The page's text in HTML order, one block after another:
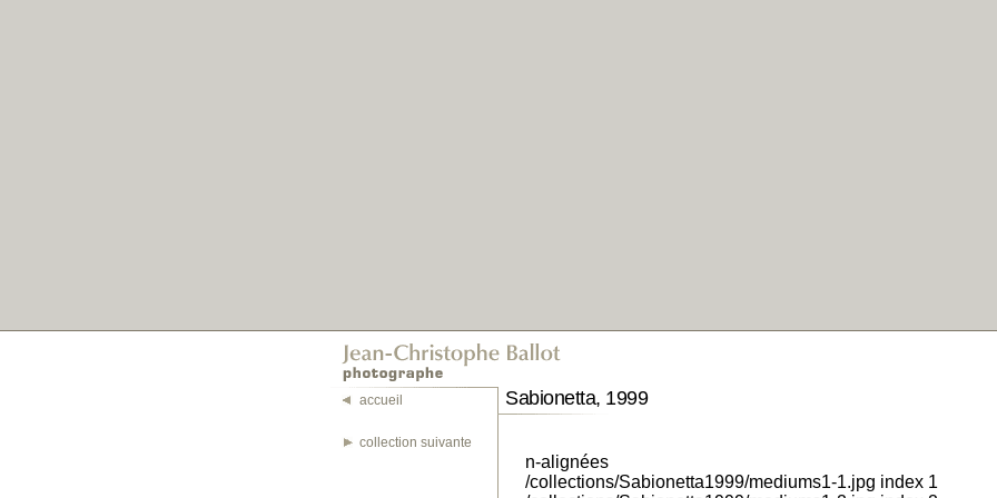
accueil
collection suivante
Sabionetta, 1999
n-alignées
/collections/Sabionetta1999/mediums1-1.jpg index 1